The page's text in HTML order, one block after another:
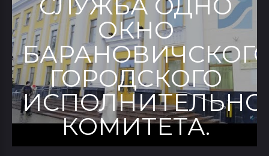
ОКНО
ГОРОДСКОГО
КОМИТЕТА.